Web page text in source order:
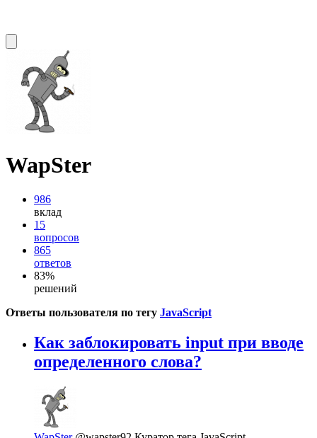
WapSter
986
вклад
15
вопросов
865
ответов
83%
решений
Ответы пользователя по тегу JavaScript
Как заблокировать input при вводе
определенного слова?